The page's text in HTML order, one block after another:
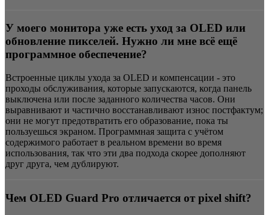
У моего монитора уже есть уход за OLED или
обновление пикселей. Нужно ли мне всё ещё
программное обеспечение?
Встроенные циклы ухода за OLED и компенсации - это
проходы обслуживания, которые запускаются, когда панель
выключена или после заданного количества часов. Они
выравнивают и частично восстанавливают износ постфактум;
они не могут предотвратить его образование, пока ты
пользуешься экраном. Программная защита с учётом
содержимого работает в реальном времени во время
использования, так что эти два подхода скорее дополняют
друг друга, чем дублируют.
Чем OLED Guard Pro отличается от pixel shift?